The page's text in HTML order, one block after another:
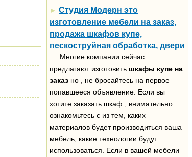
► Студия Модерн это
изготовление мебели на заказ,
продажа шкафов купе,
пескоструйная обработка, двери
Многие компании сейчас
предлагают изготовить шкафы купе на
заказ но , не бросайтесь на первое
попавшееся объявление. Если вы
хотите заказать шкаф , внимательно
ознакомьтесь с из тем, каких
материалов будет производиться ваша
мебель, какие технологии будут
использоваться. Если в вашей мебели